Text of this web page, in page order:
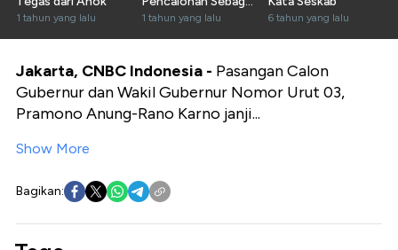
1 tahun yang lalu
Cagub Jakarta
1 tahun yang lalu 6 tahun yang lalu
Jakarta, CNBC Indonesia - Pasangan Calon
Gubernur dan Wakil Gubernur Nomor Urut 03,
Pramono Anung-Rano Karno janji...
Show More
Bagikan: